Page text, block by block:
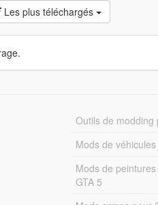
Les plus téléchargés
Outils de modding
Mods de
Mods de
GTA 5